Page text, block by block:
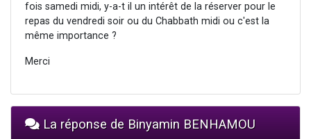
fois samedi midi, y-a-t il un intérêt de la réserver pour le
repas du vendredi soir ou du Chabbath midi ou c'est la
même importance ?
Merci
La réponse de Binyamin BENHAMOU